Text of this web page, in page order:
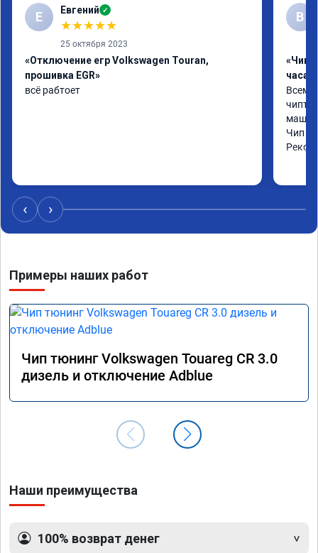
Е Евгений ✓
★★★★★
25 октября 2023
«Отключение егр Volkswagen Touran,
прошивка EGR»
всё рабтоет
В
«Чип
часа»
Всем
Чип
‹ ›
Примеры наших работ
Чип тюнинг Volkswagen Touareg CR 3.0
дизель и отключение Adblue
Наши преимущества
100% возврат денег